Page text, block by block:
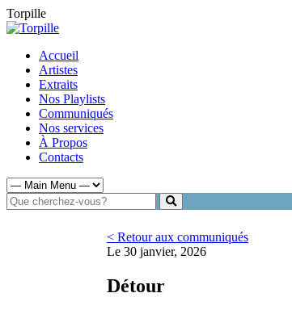
Torpille
Accueil
Artistes
Extraits
Nos Playlists
Communiqués
Nos services
À Propos
Contacts
< Retour aux communiqués
Le 30 janvier, 2026
Détour